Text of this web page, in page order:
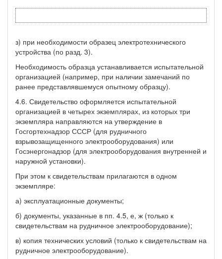
з) при необходимости образец электротехнического
устройства (по разд. 3).
Необходимость образца устанавливается испытательной
организацией (например, при наличии замечаний по
ранее представлявшемуся опытному образцу).
4.6. Свидетельство оформляется испытательной
организацией в четырех экземплярах, из которых три
экземпляра направляются на утверждение в
Госгортехнадзор СССР (для рудничного
взрывозащищенного электрооборудования) или
Госэнергонадзор (для электрооборудования внутренней и
наружной установки).
При этом к свидетельствам прилагаются в одном
экземпляре:
а) эксплуатационные документы;
б) документы, указанные в пп. 4.5, е, ж (только к
свидетельствам на рудничное электрооборудование);
в) копия технических условий (только к свидетельствам на
рудничное электрооборудование).